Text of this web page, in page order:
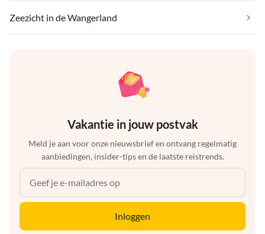
Zeezicht in de Wangerland
Vakantie in jouw postvak
Meld je aan voor onze nieuwsbrief en ontvang regelmatig
aanbiedingen, insider-tips en de laatste reistrends.
Inloggen